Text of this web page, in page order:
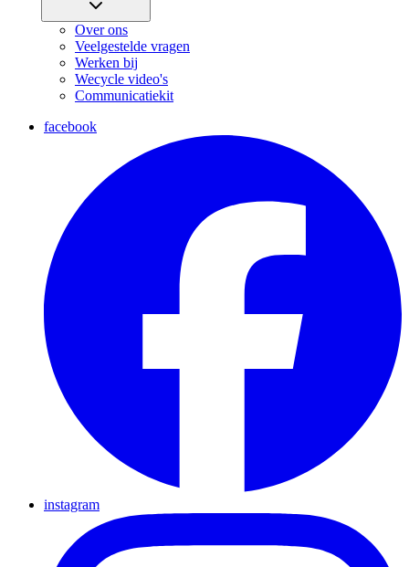
Over ons
Veelgestelde vragen
Werken bij
Wecycle video's
Communicatiekit
facebook
instagram